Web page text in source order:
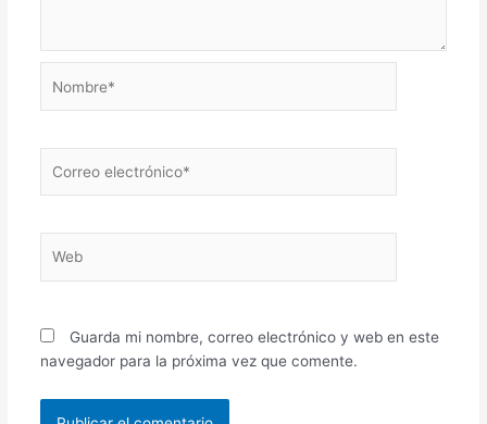
electrónico*
Guarda mi nombre, correo electrónico y web en este
navegador para la próxima vez que comente.